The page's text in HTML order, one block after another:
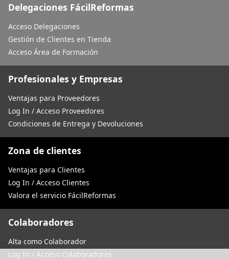
Delegaciones FácilReformas
Acceso Delegaciones
Gestión de Clientes en Tienda
Acceso Área de Formación
Profesionales y Empresas
Ventajas para Proveedores
Log In / Acceso Proveedores
Condiciones de Entrega y Devoluciones
Zona de clientes
Ventajas para Clientes
Log In / Acceso Clientes
Valora el servicio FácilReformas
Colaboradores
Alta como Colaborador
Log In / Acceso Colaboradores